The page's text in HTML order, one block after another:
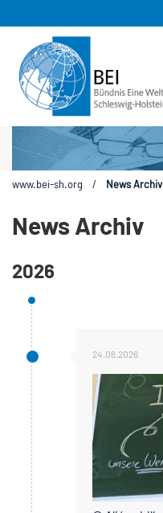
Mitglieder
www.bei-sh.org / News Archiv
News Archiv
2026
24.06.2026